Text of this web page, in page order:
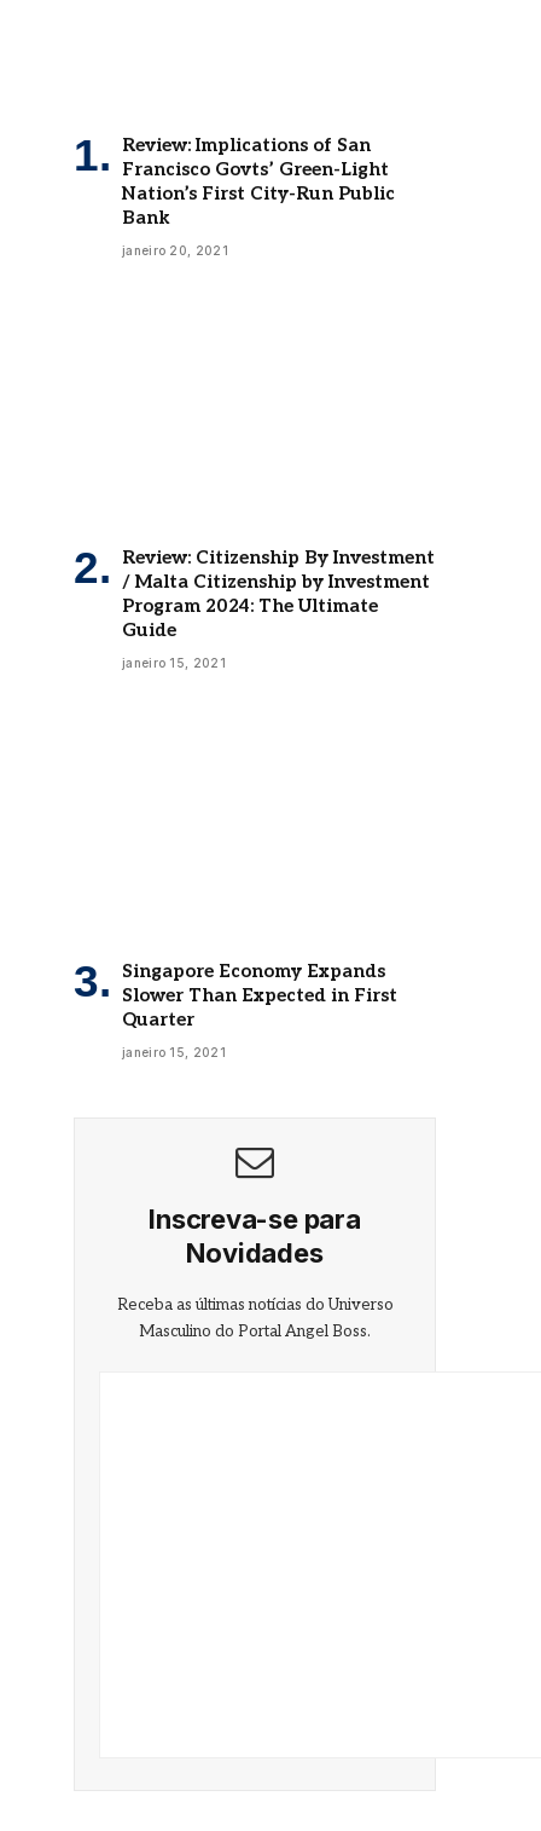
Francisco Govts’ Green-Light
Nation’s First City-Run Public
Bank
janeiro 20, 2021
/ Malta Citizenship by Investment
Program 2024: The Ultimate
Guide
janeiro 15, 2021
Slower Than Expected in First
Quarter
janeiro 15, 2021
Novidades
Masculino do Portal Angel Boss.